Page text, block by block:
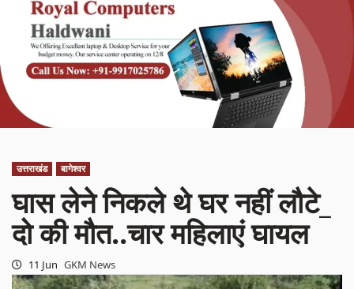
उत्तराखंड बागेश्वर
घास लेने निकले थे घर नहीं लौटे_
दो की मौत..चार महिलाएं घायल
11 Jun GKM News